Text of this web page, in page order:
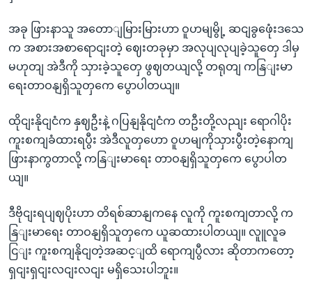
အခု ဖြားနာသူ အတောျမြားမြားဟာ ဝူဟမျမွို့ ဆငျခွဖေုံးဒသေ
က အစားအစာရောငျးတဲ့ ဈေးတခုမှာ အလုပျလုပျခဲ့သူတှေ ဒါမှ
မဟုတျ အဲဒီကို သှားခဲ့သူတှေ ဖွဈတယျလို့ တရုတျ ကနြျးမာ
ရေးတာဝနျရှိသူတှကေ ပွောပါတယျ။
ထိုငျးနိုငျငံက နှဈဦးနဲ့ ဂပြနျနိုငျငံက တဦးတို့လညျး ရောဂါပိုး
ကူးစကျခံထားရပွီး အဲဒီလူတှဟော ဝူဟမျကိုသှားပွီးတဲ့နောကျ
ဖြားနာကွတာလို့ ကနြျးမာရေး တာဝနျရှိသူတှကေ ပွောပါတ
ယျ။
ဒီဗိုငျးရပျဈပိုးဟာ တိရစ်ဆာနျကနေ လူကို ကူးစကျတာလို့ က
နြျးမာရေး တာဝနျရှိသူတှကေ ယူဆထားပါတယျ။ လူူလူခ
ငြျး ကူးစကျနိုငျတဲ့အဆင့ျထိ ရောကျပွီလား ဆိုတာကတော့
ရှငျးရှငျးလငျးလငျး မရှိသေးပါဘူး။